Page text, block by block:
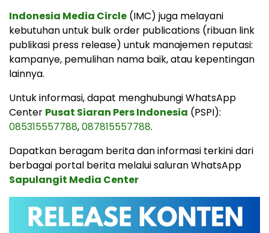
Indonesia Media Circle (IMC) juga melayani
kebutuhan untuk bulk order publications (ribuan link
publikasi press release) untuk manajemen reputasi:
kampanye, pemulihan nama baik, atau kepentingan
lainnya.
Untuk informasi, dapat menghubungi WhatsApp
Center Pusat Siaran Pers Indonesia (PSPI):
085315557788,087815557788.
Dapatkan beragam berita dan informasi terkini dari
berbagai portal berita melalui saluran WhatsApp
Sapulangit Media Center